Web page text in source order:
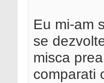
Eu mi-am
se
misca
comparati